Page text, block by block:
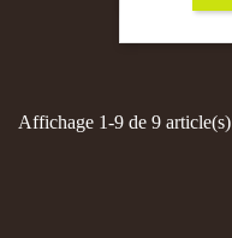
Affichage 1-9 de 9 article(s)